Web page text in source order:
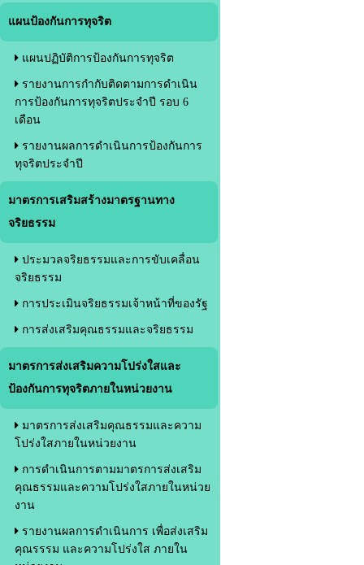
แผนป้องกันการทุจริต
แผนปฏิบัติการป้องกันการทุจริต
รายงานการกำกับติดตามการดำเนิน
การป้องกันการทุจริตประจำปี รอบ 6
เดือน
รายงานผลการดำเนินการป้องกันการ
ทุจริตประจำปี
มาตรการเสริมสร้างมาตรฐานทาง
จริยธรรม
ประมวลจริยธรรมและการขับเคลื่อน
จริยธรรม
การประเมินจริยธรรมเจ้าหน้าที่ของรัฐ
การส่งเสริมคุณธรรมและจริยธรรม
มาตรการส่งเสริมความโปร่งใสและ
ป้องกันการทุจริตภายในหน่วยงาน
มาตรการส่งเสริมคุณธรรมและความ
โปร่งใสภายในหน่วยงาน
การดำเนินการตามมาตรการส่งเสริม
คุณธรรมและความโปร่งใสภายในหน่วย
งาน
รายงานผลการดำเนินการ เพื่อส่งเสริม
คุณรรรม และความโปร่งใส ภายใน